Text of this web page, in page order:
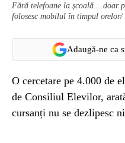
Fără telefoane la școală....doar
folosesc mobilul în timpul orelor/
Adaugă-ne ca
O cercetare pe 4.000 de
de Consiliul Elevilor,
cursanți nu se dezlipesc